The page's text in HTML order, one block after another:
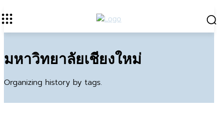
มหาวิทยาลัยเชียงใหม่
Organizing history by tags.